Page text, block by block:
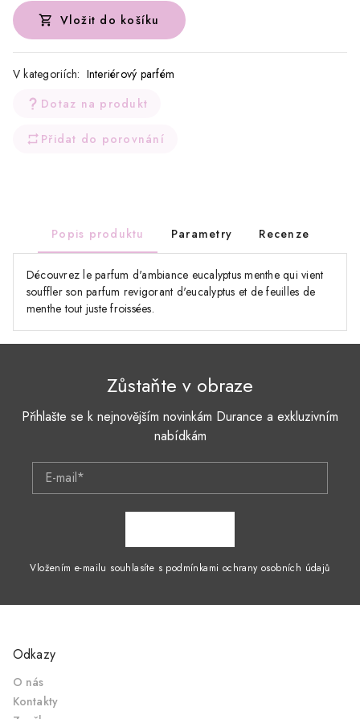
Vložit do košíku
V kategoriích: Interiérový parfém
Dotaz na produkt
Přidat do porovnání
Popis produktu Parametry Recenze
Découvrez le parfum d'ambiance eucalyptus menthe qui vient
souffler son parfum revigorant d'eucalyptus et de feuilles de
menthe tout juste froissées.
Zůstaňte v obraze
Přihlašte se k nejnovějším novinkám Durance a exkluzivním
nabídkám
E-mail*
Vložením e-mailu souhlasíte s podmínkami ochrany osobních údajů
Odkazy
O nás
Kontakty